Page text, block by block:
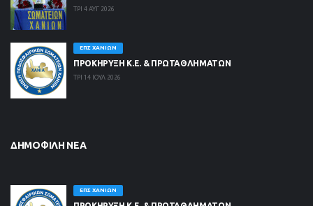
ΤΡΙ 4 ΑΥΓ 2026
ΕΠΣ ΧΑΝΊΩΝ
ΠΡΟΚΗΡΥΞΗ Κ.Ε. & ΠΡΩΤΑΘΛΗΜΑΤΩΝ
ΤΡΙ 14 ΙΟΥΛ 2026
ΔΗΜΟΦΙΛΉ ΝΈΑ
ΕΠΣ ΧΑΝΊΩΝ